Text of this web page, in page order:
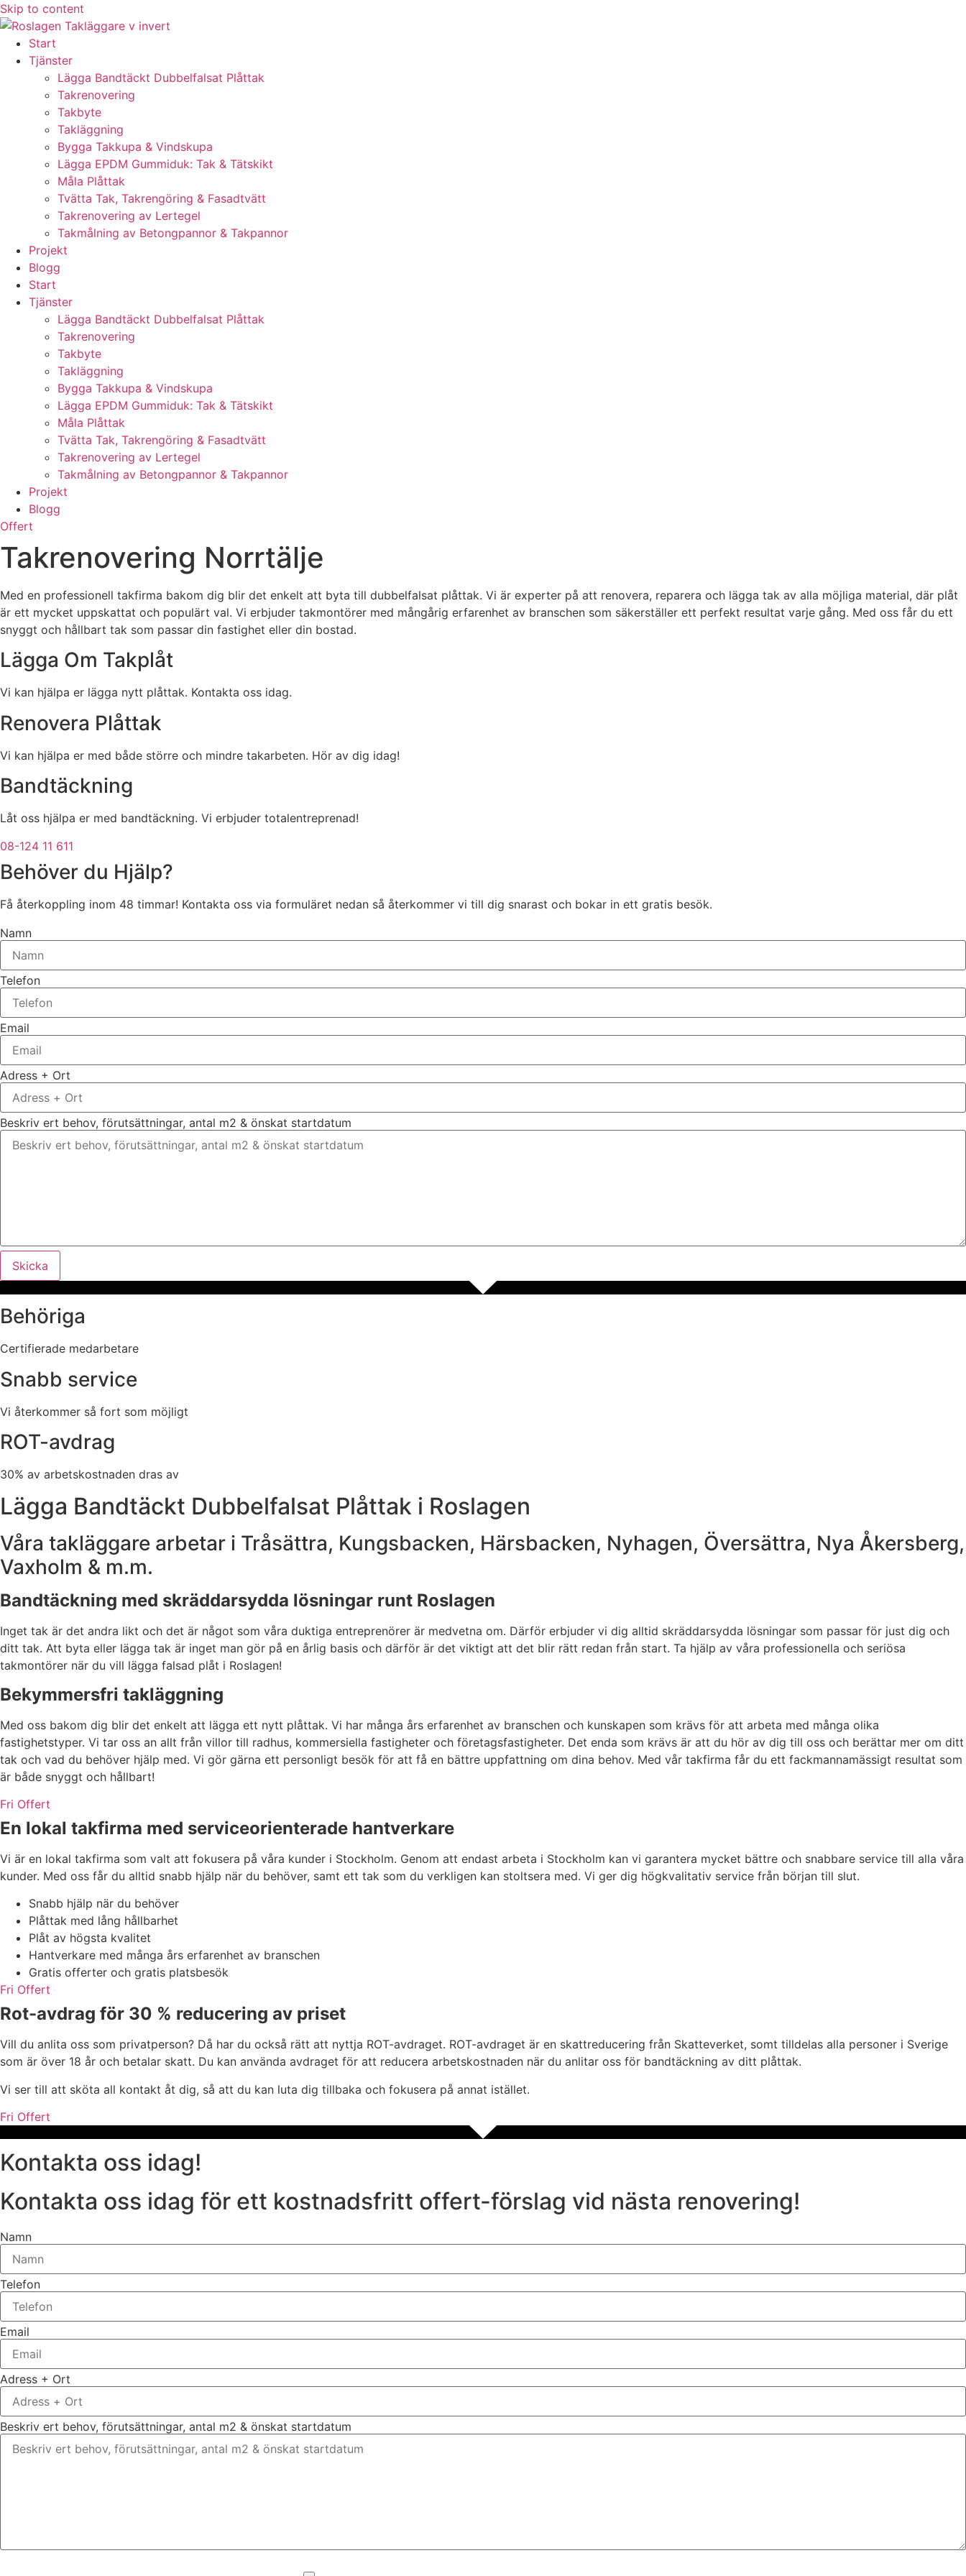
Skip to content
Start
Tjänster
Lägga Bandtäckt Dubbelfalsat Plåttak
Takrenovering
Takbyte
Takläggning
Bygga Takkupa & Vindskupa
Lägga EPDM Gummiduk: Tak & Tätskikt
Måla Plåttak
Tvätta Tak, Takrengöring & Fasadtvätt
Takrenovering av Lertegel
Takmålning av Betongpannor & Takpannor
Projekt
Blogg
Start
Tjänster
Lägga Bandtäckt Dubbelfalsat Plåttak
Takrenovering
Takbyte
Takläggning
Bygga Takkupa & Vindskupa
Lägga EPDM Gummiduk: Tak & Tätskikt
Måla Plåttak
Tvätta Tak, Takrengöring & Fasadtvätt
Takrenovering av Lertegel
Takmålning av Betongpannor & Takpannor
Projekt
Blogg
Offert
Takrenovering Norrtälje
Med en professionell takfirma bakom dig blir det enkelt att byta till dubbelfalsat plåttak. Vi är experter på att renovera, reparera och lägga tak av alla möjliga material, där plåt
är ett mycket uppskattat och populärt val. Vi erbjuder takmontörer med mångårig erfarenhet av branschen som säkerställer ett perfekt resultat varje gång. Med oss får du ett
snyggt och hållbart tak som passar din fastighet eller din bostad.
Lägga Om Takplåt
Vi kan hjälpa er lägga nytt plåttak. Kontakta oss idag.
Renovera Plåttak
Vi kan hjälpa er med både större och mindre takarbeten. Hör av dig idag!
Bandtäckning
Låt oss hjälpa er med bandtäckning. Vi erbjuder totalentreprenad!
08-124 11 611
Behöver du Hjälp?
Få återkoppling inom 48 timmar! Kontakta oss via formuläret nedan så återkommer vi till dig snarast och bokar in ett gratis besök.
Namn
Telefon
Email
Adress + Ort
Beskriv ert behov, förutsättningar, antal m2 & önskat startdatum
Skicka
Behöriga
Certifierade medarbetare
Snabb service
Vi återkommer så fort som möjligt
ROT-avdrag
30% av arbetskostnaden dras av
Lägga Bandtäckt Dubbelfalsat Plåttak i Roslagen
Våra takläggare arbetar i Tråsättra, Kungsbacken, Härsbacken, Nyhagen, Översättra, Nya Åkersberg,
Vaxholm & m.m.
Bandtäckning med skräddarsydda lösningar runt Roslagen
Inget tak är det andra likt och det är något som våra duktiga entreprenörer är medvetna om. Därför erbjuder vi dig alltid skräddarsydda lösningar som passar för just dig och
ditt tak. Att byta eller lägga tak är inget man gör på en årlig basis och därför är det viktigt att det blir rätt redan från start. Ta hjälp av våra professionella och seriösa
takmontörer när du vill lägga falsad plåt i Roslagen!
Bekymmersfri takläggning
Med oss bakom dig blir det enkelt att lägga ett nytt plåttak. Vi har många års erfarenhet av branschen och kunskapen som krävs för att arbeta med många olika
fastighetstyper. Vi tar oss an allt från villor till radhus, kommersiella fastigheter och företagsfastigheter. Det enda som krävs är att du hör av dig till oss och berättar mer om ditt
tak och vad du behöver hjälp med. Vi gör gärna ett personligt besök för att få en bättre uppfattning om dina behov. Med vår takfirma får du ett fackmannamässigt resultat som
är både snyggt och hållbart!
Fri Offert
En lokal takfirma med serviceorienterade hantverkare
Vi är en lokal takfirma som valt att fokusera på våra kunder i Stockholm. Genom att endast arbeta i Stockholm kan vi garantera mycket bättre och snabbare service till alla våra
kunder. Med oss får du alltid snabb hjälp när du behöver, samt ett tak som du verkligen kan stoltsera med. Vi ger dig högkvalitativ service från början till slut.
Snabb hjälp när du behöver
Plåttak med lång hållbarhet
Plåt av högsta kvalitet
Hantverkare med många års erfarenhet av branschen
Gratis offerter och gratis platsbesök
Fri Offert
Rot-avdrag för 30 % reducering av priset
Vill du anlita oss som privatperson? Då har du också rätt att nyttja ROT-avdraget. ROT-avdraget är en skattreducering från Skatteverket, somt tilldelas alla personer i Sverige
som är över 18 år och betalar skatt. Du kan använda avdraget för att reducera arbetskostnaden när du anlitar oss för bandtäckning av ditt plåttak.
Vi ser till att sköta all kontakt åt dig, så att du kan luta dig tillbaka och fokusera på annat istället.
Fri Offert
Kontakta oss idag!
Kontakta oss idag för ett kostnadsfritt offert-förslag vid nästa renovering!
Namn
Telefon
Email
Adress + Ort
Beskriv ert behov, förutsättningar, antal m2 & önskat startdatum